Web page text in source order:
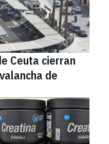
Ceuta cierran
de